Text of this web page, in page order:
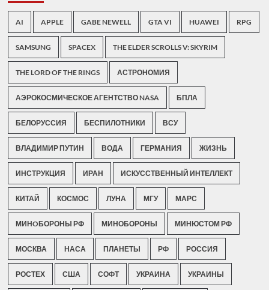
AI APPLE GABE NEWELL GTA VI HUAWEI RPG
SAMSUNG SPACEX THE ELDER SCROLLS V: SKYRIM
THE LORD OF THE RINGS АСТРОНОМИЯ
АЭРОКОСМИЧЕСКОЕ АГЕНТСТВО NASA БПЛА
БЕЛОРУССИЯ БЕСПИЛОТНИКИ ВСУ
ВЛАДИМИР ПУТИН ВОДА ГЕРМАНИЯ ЖИЗНЬ
ИНСТРУКЦИЯ ИРАН ИСКУССТВЕННЫЙ ИНТЕЛЛЕКТ
КИТАЙ КОСМОС ЛУНА МГУ МАРС
МИНOБОРОНЫ РФ МИНОБОРОНЫ МИНЮСТОМ РФ
МОСКВА НАСА ПЛАНЕТЫ РФ РОССИЯ
РОСТЕХ США СОФТ УКРАИНА УКРАИНЫ